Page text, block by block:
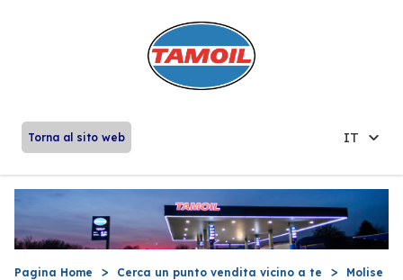
Torna al sito web IT
Pagina Home Cerca un punto vendita vicino a te
Molise